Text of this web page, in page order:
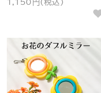
1,150円(税込)